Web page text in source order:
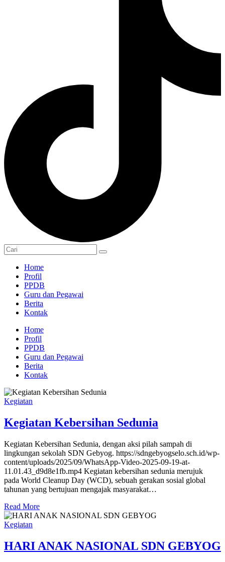
Home
Profil
PPDB
Guru dan Pegawai
Berita
Kontak
Home
Profil
PPDB
Guru dan Pegawai
Berita
Kontak
Kegiatan
Kegiatan Kebersihan Sedunia
Kegiatan Kebersihan Sedunia, dengan aksi pilah sampah di
lingkungan sekolah SDN Gebyog. https://sdngebyogselo.sch.id/wp-
content/uploads/2025/09/WhatsApp-Video-2025-09-19-at-
11.01.43_d9d8e1fb.mp4 Kegiatan kebersihan sedunia merujuk
pada World Cleanup Day (WCD), sebuah gerakan sosial global
tahunan yang bertujuan mengajak masyarakat…
Read More
Kegiatan
HARI ANAK NASIONAL SDN GEBYOG